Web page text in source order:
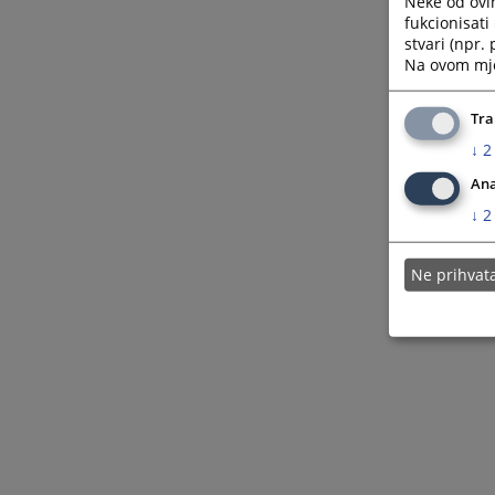
fukcionisati
stvari (npr.
Na ovom
↓ 2
↓ 2
Ne